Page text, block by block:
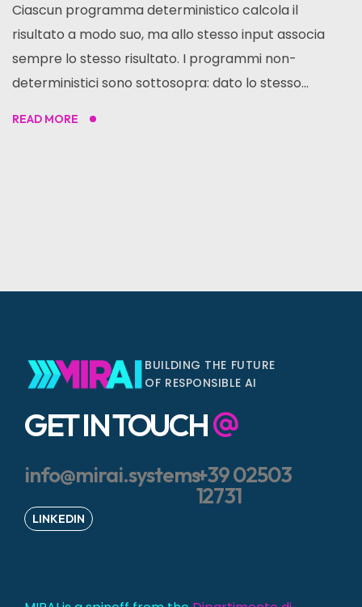
Ciascun programma deterministico calcola il
risultato a modo suo, ma allo stesso input associa
sempre lo stesso risultato. I programmi non-
deterministici sono sottosopra: dato lo stesso...
READ MORE
BUILDING THE FUTURE
OF RESPONSIBLE AI
GET IN TOUCH
info@mirai.systems+39 02503
12731
LINKEDIN